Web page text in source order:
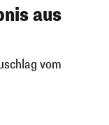
aus
vom